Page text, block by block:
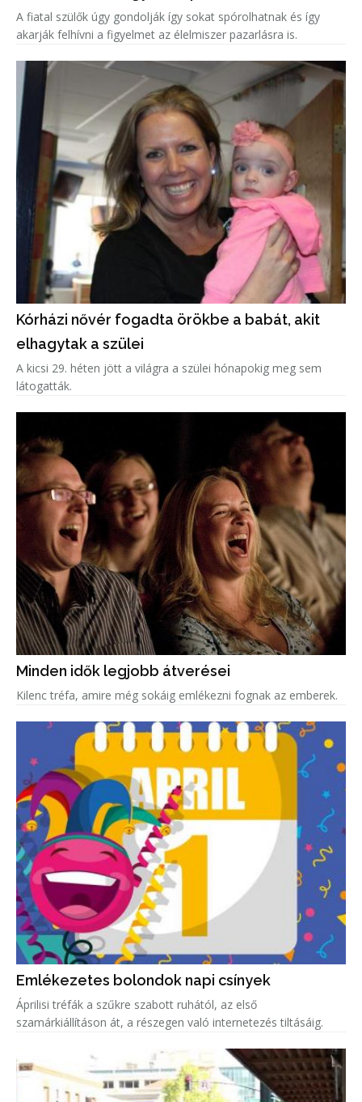
A fiatal szülők úgy gondolják így sokat spórolhatnak és így
akarják felhívni a figyelmet az élelmiszer pazarlásra is.
Kórházi nővér fogadta örökbe a babát, akit
elhagytak a szülei
A kicsi 29. héten jött a világra a szülei hónapokig meg sem
látogatták.
Minden idők legjobb átverései
Kilenc tréfa, amire még sokáig emlékezni fognak az emberek.
Emlékezetes bolondok napi csínyek
Áprilisi tréfák a szűkre szabott ruhától, az első
szamárkiállításon át, a részegen való internetezés tiltásáig.